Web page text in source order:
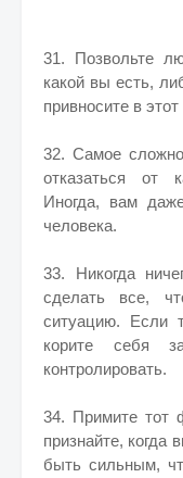
31. Позвольте
какой вы есть,
привносите в
32. Самое
отказаться от
Иногда, вам
человека.
33. Никогда
сделать все,
ситуацию. Если
корите себя
контролировать.
34. Примите тот
признайте,
быть сильным,